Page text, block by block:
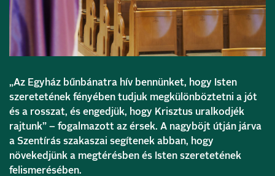
„Az Egyház bűnbánatra hív bennünket, hogy Isten
szeretetének fényében tudjuk megkülönböztetni a jót
és a rosszat, és engedjük, hogy Krisztus uralkodjék
rajtunk” – fogalmazott az érsek. A nagyböjt útján járva
a Szentírás szakaszai segítenek abban, hogy
növekedjünk a megtérésben és Isten szeretetének
felismerésében.